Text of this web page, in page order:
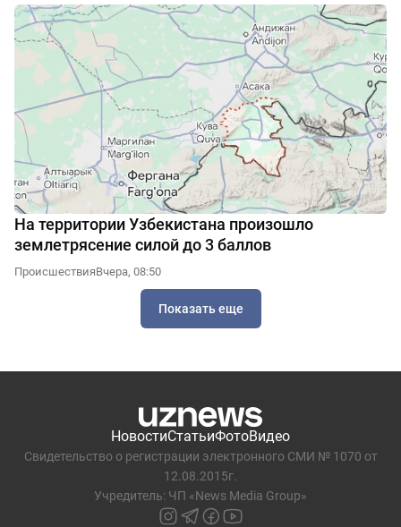
На территории Узбекистана произошло
землетрясение силой до 3 баллов
ПроисшествияВчера, 08:50
Показать еще
НовостиСтатьиФотоВидео
Свидетельство о регистрации электронного СМИ № 1070 от
12.08.2015г.
Учредитель: ЧП «News Media Group»